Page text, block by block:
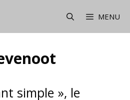
MENU
simple », le